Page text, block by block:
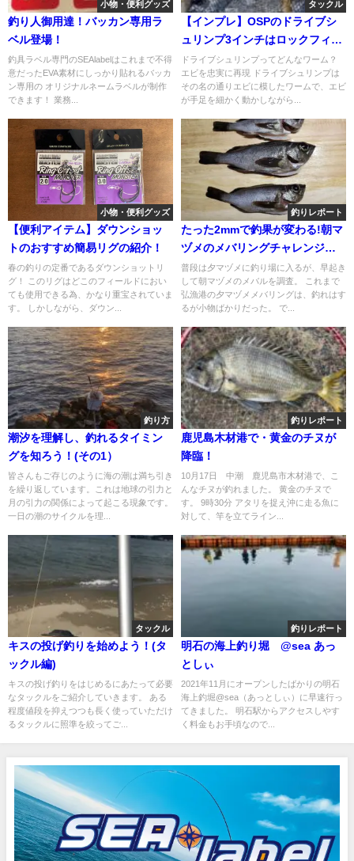
小物・便利グッズ
釣り人御用達！バッカン専用ラ
ベル登場！
釣具ラベル専門のSEAlabelはこれまで不得
意だったEVA素材にしっかり貼れるバッカ
ン専用の オリジナルネームラベルが制作
できます！ 業務...
タックル
【インプレ】OSPのドライブシ
ュリンプ3インチはロックフィッ
シュのエサ！
ドライブシュリンプってどんなワーム？
エビを忠実に再現 ドライブシュリンプは
その名の通りエビに模したワームで、エビ
が手足を細かく動かしながら...
小物・便利グッズ
【便利アイテム】ダウンショッ
トのおすすめ簡易リグの紹介！
春の釣りの定番であるダウンショットリ
グ！ このリグはどこのフィールドにおい
ても使用できる為、かなり重宝されていま
す。 しかしながら、ダウン...
釣りレポート
たった2mmで釣果が変わる!朝マ
ヅメのメバリングチャレンジの
成果
普段は夕マヅメに釣り場に入るが、早起き
して朝マヅメのメバルを調査。 これまで
弘漁港の夕マヅメメバリングは、釣れはす
るが小物ばかりだった。 で...
釣り方
潮汐を理解し、釣れるタイミン
グを知ろう！(その1）
皆さんもご存じのように海の潮は満ち引き
を繰り返しています。これは地球の引力と
月の引力の関係によって起こる現象です。
一日の潮のサイクルを理...
釣りレポート
鹿児島木材港で・黄金のチヌが
降臨！
10月17日 中潮 鹿児島市木材港で、こ
んなチヌが釣れました。 黄金のチヌで
す。 9時30分 アタリを捉え沖に走る魚に
対して、竿を立てライン...
タックル
キスの投げ釣りを始めよう！(タ
ックル編)
キスの投げ釣りをはじめるにあたって必要
なタックルをご紹介していきます。 ある
程度値段を抑えつつも長く使っていただけ
るタックルに照準を絞ってご...
釣りレポート
明石の海上釣り堀 @sea あっ
としぃ
2021年11月にオープンしたばかりの明石
海上釣堀@sea（あっとしぃ）に早速行っ
てきました。 明石駅からアクセスしやす
く料金もお手頃なので...